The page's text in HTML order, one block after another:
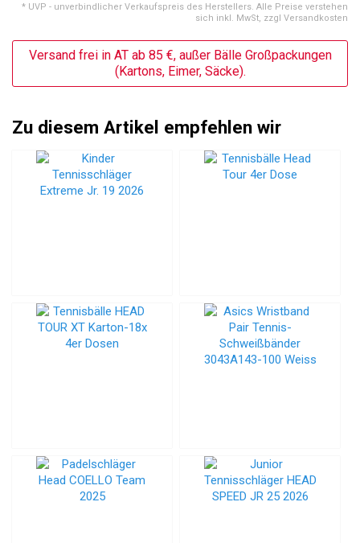
* UVP - unverbindlicher Verkaufspreis des Herstellers. Alle Preise verstehen
sich inkl. MwSt, zzgl Versandkosten
Versand frei in AT ab 85 €, außer Bälle Großpackungen
(Kartons, Eimer, Säcke).
Zu diesem Artikel empfehlen wir